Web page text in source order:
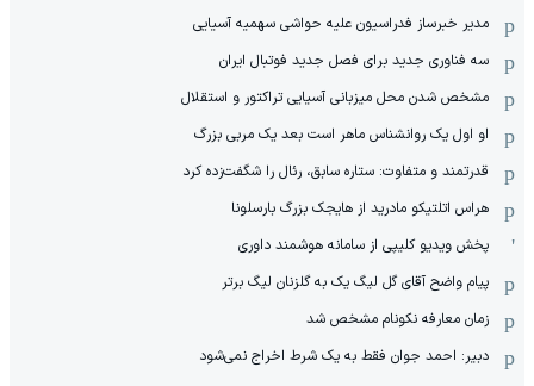
مدیر خبرساز فدراسیون علیه حواشی سهمیه آسیایی
سه فناوری جدید برای فصل جدید فوتبال ایران
مشخص شدن محل میزبانی آسیایی تراکتور و استقلال
او اول یک روانشناس ماهر است بعد یک مربی بزرگ
قدرتمند و متفاوت: ستاره سابق، رئال را شگفت‌زده کرد
هراس اتلتیکو مادرید از هایجک بزرگ بارسلونا
پخش ویدیو کلیپی از سامانه هوشمند داوری
پیام واضح آقای گل لیگ یک به گلزنان لیگ برتر
زمان معارفه نکونام مشخص شد
دبیر: احمد جوان فقط به یک شرط اخراج نمی‌شود